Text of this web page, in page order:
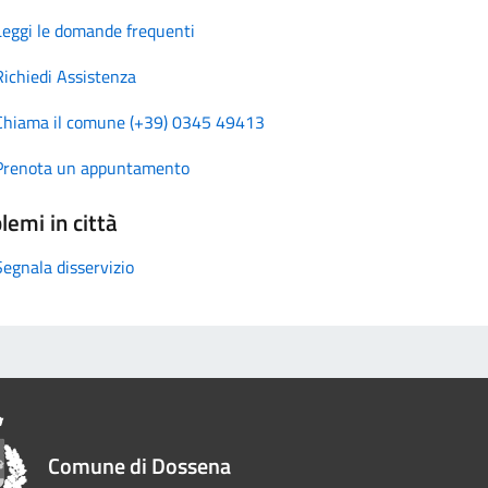
le domande frequenti
Assistenza
il comune (+39) 0345 49413
un appuntamento
in città
disservizio
Comune di Dossena